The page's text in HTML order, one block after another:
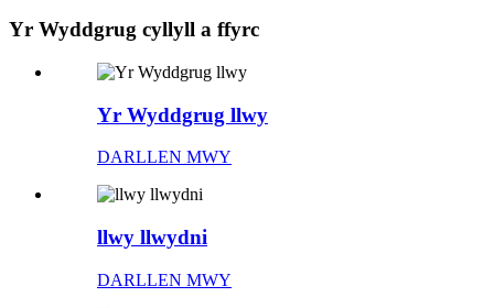
Yr Wyddgrug cyllyll a ffyrc
Yr Wyddgrug llwy
DARLLEN MWY
llwy llwydni
DARLLEN MWY